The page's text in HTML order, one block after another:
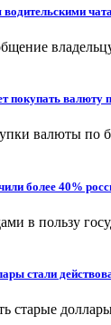
водительскими
покупать валюту
валюты по
более 40%
в пользу
стали
старые